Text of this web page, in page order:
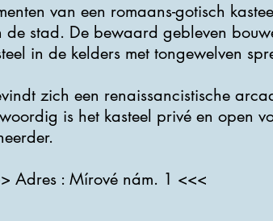
van een romaans-gotisch
de stad. De bewaard gebleven
in de kelders met tongewelven
zich een renaissancistische
is het kasteel privé en open
Adres : Mírové nám. 1 <<<